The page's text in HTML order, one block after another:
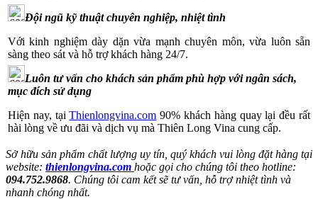
Đội ngũ kỹ thuật chuyên nghiệp, nhiệt tình
Với kinh nghiệm dày dặn vừa mạnh chuyên môn, vừa luôn sẵn
sàng theo sát và hỗ trợ khách hàng 24/7.
Luôn tư vấn cho khách sản phẩm phù hợp với ngân sách,
mục đích sử dụng
Hiện nay, tạiThienlongvina.com 90% khách hàng quay lại đều rất
hài lòng về ưu đãi và dịch vụ mà Thiên Long Vina cung cấp.
Sở hữu sản phẩm chất lượng uy tín, quý khách vui lòng đặt hàng tại
website: thienlongvina.com hoặc gọi cho chúng tôi theo hotline:
094.752.9868. Chúng tôi cam kết sẽ tư vấn, hỗ trợ nhiệt tình và
nhanh chóng nhất.